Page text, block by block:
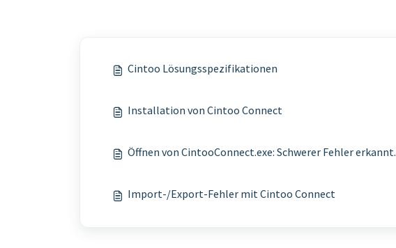
Cintoo Lösungsspezifikationen
Installation von Cintoo Connect
Öffnen von CintooConnect.exe: Schwerer Fehler erkannt.
Import-/Export-Fehler mit Cintoo Connect